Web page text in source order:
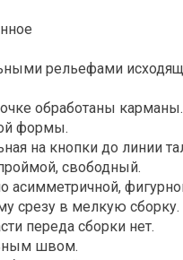
рельефами
обработаны карманы.
формы.
на кнопки до линии
свободный.
асимметричной,
срезу в мелкую сборку.
переда сборки нет.
швом.